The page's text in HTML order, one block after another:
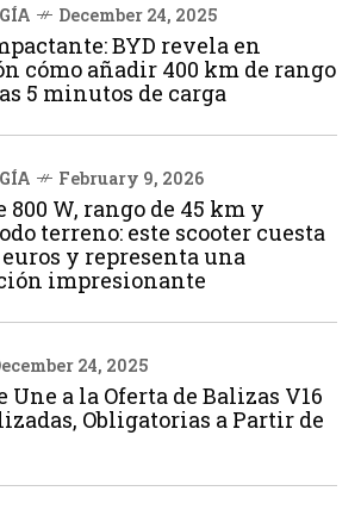
December 24, 2025
BYD revela en
cómo añadir 400 km de rango
5 minutos de carga
February 9, 2026
800 W, rango de 45 km y
terreno: este scooter cuesta
euros y representa una
impresionante
24, 2025
Une a la Oferta de Balizas V16
Obligatorias a Partir de